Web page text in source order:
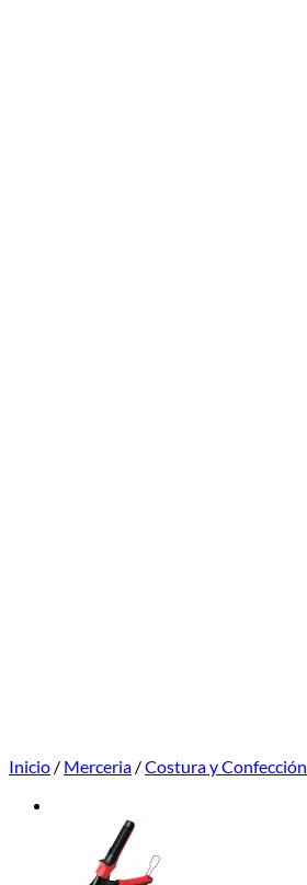
Inicio / Merceria /Costura y Confección